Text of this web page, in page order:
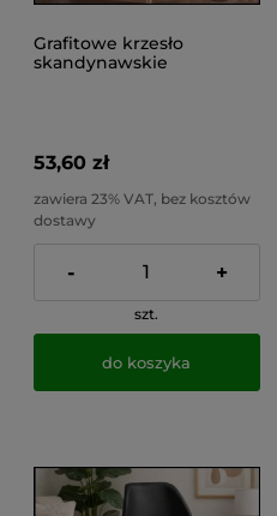
Grafitowe krzesło
skandynawskie
53,60 zł
zawiera 23% VAT, bez kosztów
dostawy
- +
szt.
do koszyka